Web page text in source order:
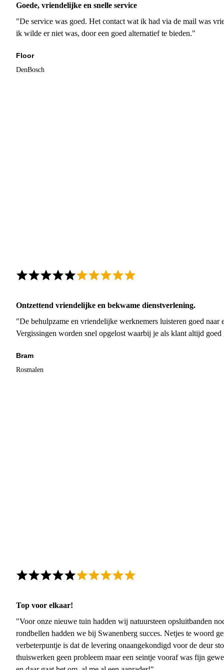
Goede, vriendelijke en snelle service
"De service was goed. Het contact wat ik had via de mail was
ik wilde er niet was, door een goed alternatief te bieden."
Floor
DenBosch
Ontzettend vriendelijke en bekwame dienstverlening.
"De behulpzame en vriendelijke werknemers luisteren goed naar
Vergissingen worden snel opgelost waarbij je als klant altijd
Bram
Rosmalen
Top voor elkaar!
"Voor onze nieuwe tuin hadden wij natuursteen opsluitbanden
rondbellen hadden we bij Swanenberg succes. Netjes te woord
verbeterpuntje is dat de levering onaangekondigd voor de deur
thuiswerken geen probleem maar een seintje vooraf was fijn